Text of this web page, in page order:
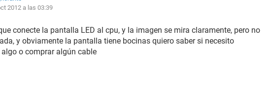
2012 a las 03:39
conecte la pantalla LED al cpu, y la imagen se mira claramente, pero no
y obviamente la pantalla tiene bocinas quiero saber si necesito
o comprar algún cable